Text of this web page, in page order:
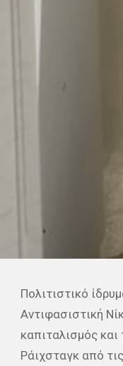
Πολιτιστικό
Αντιφασιστική
καπιταλισμός
Ράιχσταγκ από